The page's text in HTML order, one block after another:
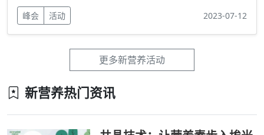
峰会 活动 2023-07-12
更多新营养活动
新营养热门资讯